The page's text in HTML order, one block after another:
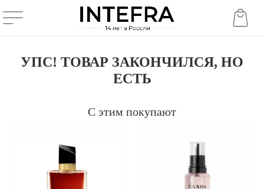
УПС! ТОВАР ЗАКОНЧИЛСЯ, НО
ЕСТЬ
С этим покупают